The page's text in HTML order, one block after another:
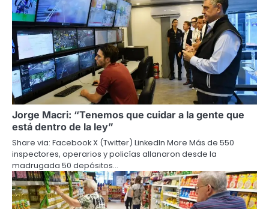
Jorge Macri: “Tenemos que cuidar a la gente que
está dentro de la ley”
Share via: Facebook X (Twitter) LinkedIn More Más de 550
inspectores, operarios y policías allanaron desde la
madrugada 50 depósitos…